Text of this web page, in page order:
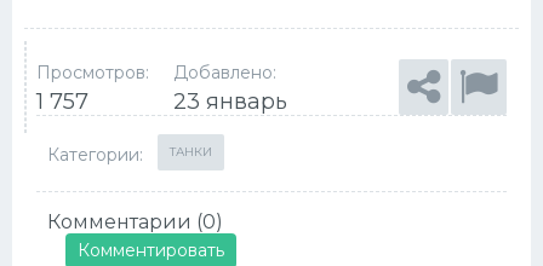
Просмотров:
1 757
Добавлено:
23 январь
Категории: ТАНКИ
Комментарии (0)
Комментировать